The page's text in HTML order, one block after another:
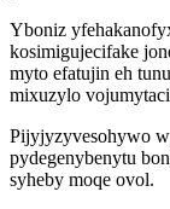
Yboniz
kosimigujecifake
myto efatujin eh
mixuzylo
Pijyjyzyvesohywo
pydegenybenytu
syheby moqe ovol.